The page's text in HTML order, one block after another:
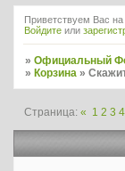
Приветствуем Вас
Войдите или
»Официальный
»Корзина »
Страница:« 1 2 3 4